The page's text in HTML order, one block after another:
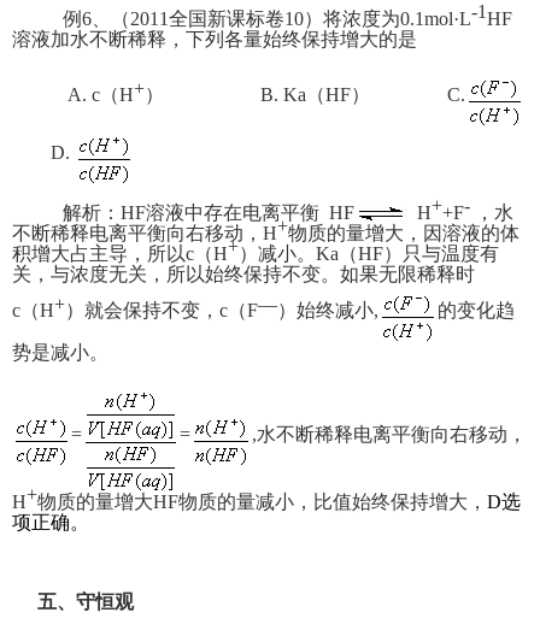
例6、（2011全国新课标卷10）将浓度为0.1mol·L-1HF
溶液加水不断稀释，下列各量始终保持增大的是
A. c（H+） B. Ka（HF） C.
D.
解析：HF溶液中存在电离平衡 HF H++F- ，水
不断稀释电离平衡向右移动，H+物质的量增大，因溶液的体
积增大占主导，所以c（H+）减小。Ka（HF）只与温度有
关，与浓度无关，所以始终保持不变。如果无限稀释时
c（H+）就会保持不变，c（F—）始终减小, 的变化趋
势是减小。
= = ,水不断稀释电离平衡向右移动，
H+物质的量增大HF物质的量减小，比值始终保持增大， D选
项正确。
五、守恒观